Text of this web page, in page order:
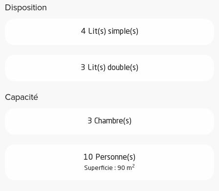
Disposition
4 Lit(s) simple(s)
3 Lit(s) double(s)
Capacité
3 Chambre(s)
10 Personne(s)
Superficie : 90 m 2